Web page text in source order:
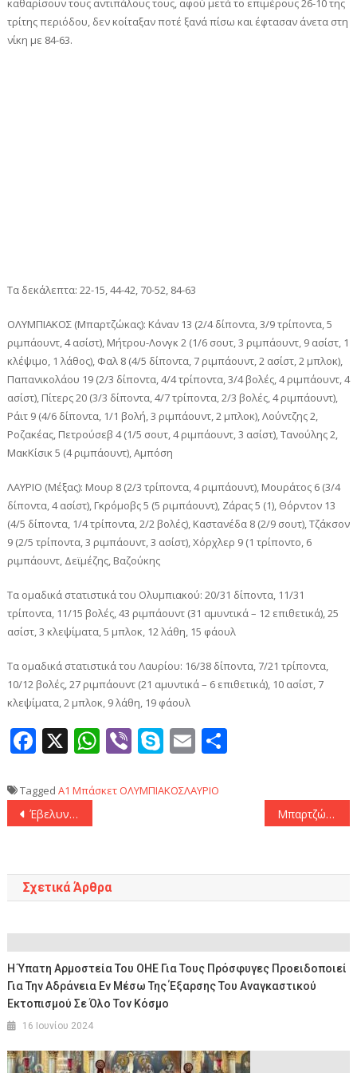
καθαρίσουν τους αντιπάλους τους, αφού μετά το επιμέρους 26-10 της
τρίτης περιόδου, δεν κοίταξαν ποτέ ξανά πίσω και έφτασαν άνετα στη
νίκη με 84-63.
Τα δεκάλεπτα: 22-15, 44-42, 70-52, 84-63
ΟΛΥΜΠΙΑΚΟΣ (Μπαρτζώκας): Κάναν 13 (2/4 δίποντα, 3/9 τρίποντα, 5
ριμπάουντ, 4 ασίστ), Μήτρου-Λονγκ 2 (1/6 σουτ, 3 ριμπάουντ, 9 ασίστ, 1
κλέψιμο, 1 λάθος), Φαλ 8 (4/5 δίποντα, 7 ριμπάουντ, 2 ασίστ, 2 μπλοκ),
Παπανικολάου 19 (2/3 δίποντα, 4/4 τρίποντα, 3/4 βολές, 4 ριμπάουντ, 4
ασίστ), Πίτερς 20 (3/3 δίποντα, 4/7 τρίποντα, 2/3 βολές, 4 ριμπάουντ),
Ράιτ 9 (4/6 δίποντα, 1/1 βολή, 3 ριμπάουντ, 2 μπλοκ), Λούντζης 2,
Ροζακέας, Πετρούσεβ 4 (1/5 σουτ, 4 ριμπάουντ, 3 ασίστ), Τανούλης 2,
ΜακΚίσικ 5 (4 ριμπάουντ), Αμπόση
ΛΑΥΡΙΟ (Μέξας): Μουρ 8 (2/3 τρίποντα, 4 ριμπάουντ), Μουράτος 6 (3/4
δίποντα, 4 ασίστ), Γκρόμοβς 5 (5 ριμπάουντ), Ζάρας 5 (1), Θόρντον 13
(4/5 δίποντα, 1/4 τρίποντα, 2/2 βολές), Καστανέδα 8 (2/9 σουτ), Τζάκσον
9 (2/5 τρίποντα, 3 ριμπάουντ, 3 ασίστ), Χόρχλερ 9 (1 τρίποντο, 6
ριμπάουντ, Δεϊμέζης, Βαζούκης
Τα ομαδικά στατιστικά του Ολυμπιακού: 20/31 δίποντα, 11/31
τρίποντα, 11/15 βολές, 43 ριμπάουντ (31 αμυντικά – 12 επιθετικά), 25
ασίστ, 3 κλεψίματα, 5 μπλοκ, 12 λάθη, 15 φάουλ
Τα ομαδικά στατιστικά του Λαυρίου: 16/38 δίποντα, 7/21 τρίποντα,
10/12 βολές, 27 ριμπάουντ (21 αμυντικά – 6 επιθετικά), 10 ασίστ, 7
κλεψίματα, 2 μπλοκ, 9 λάθη, 19 φάουλ
Facebook
X WhatsApp
ViberSkype
Email
Tagged Α1 Μπάσκετ ΟΛΥΜΠΙΑΚΟΣΛΑΥΡΙΟ
Πλοήγηση
Έβελυν Καζαντζόγλου: Βόλτα στο κέντρο της Αθήνας Μπαρτζώκας: «Για να κερδίσεις τον οποιονδήποτε αντίπαλο πρέπει να προσπαθήσεις»
Σχετικά Άρθρα
Η Ύπατη Αρμοστεία Του ΟΗΕ Για Τους Πρόσφυγες Προειδοποιεί
Για Την Αδράνεια Εν Μέσω Της Έξαρσης Του Αναγκαστικού
Εκτοπισμού Σε Όλο Τον Κόσμο
16 Ιουνίου 2024